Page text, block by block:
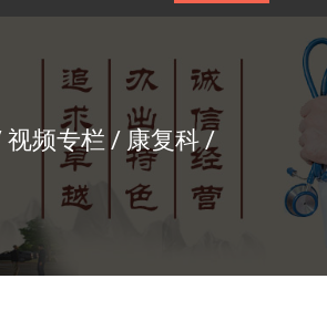
视频专栏 康复科